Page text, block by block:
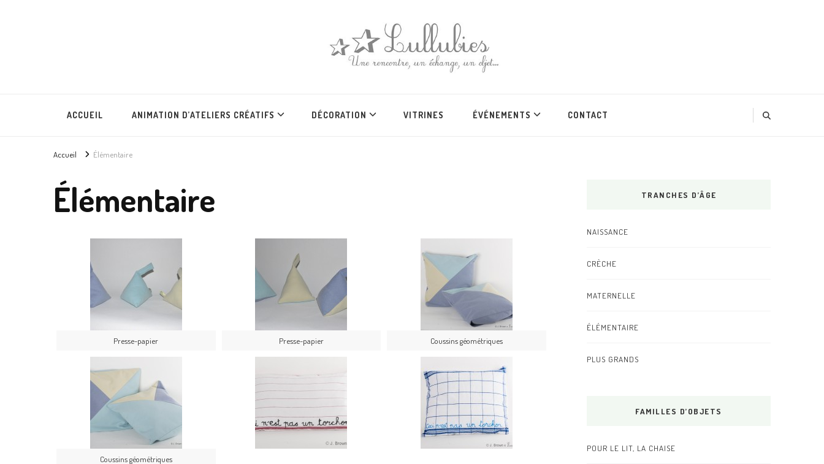
ACCUEIL ANIMATION D’ATELIERS CRÉATIFS DÉCORATION VITRINES ÉVÉNEMENTS CONTACT
Accueil Élémentaire
Élémentaire
Presse-papier Presse-papier Coussins géométriques
Coussins géométriques
TRANCHES D’ÂGE
NAISSANCE
CRÈCHE
MATERNELLE
ÉLÉMENTAIRE
PLUS GRANDS
FAMILLES D’OBJETS
POUR LE LIT, LA CHAISE